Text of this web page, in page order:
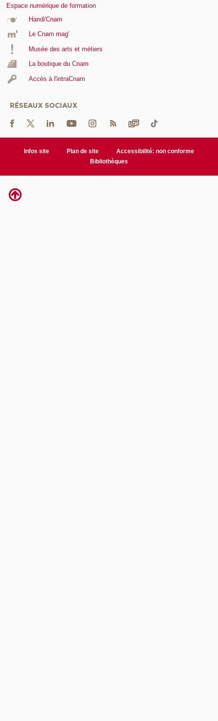
Espace numérique de formation
Handi'Cnam
Le Cnam mag'
Musée des arts et métiers
La boutique du Cnam
Accès à l'intraCnam
RÉSEAUX SOCIAUX
Infos site Plan de site
Accessibilité: non conforme
Bibliothèques